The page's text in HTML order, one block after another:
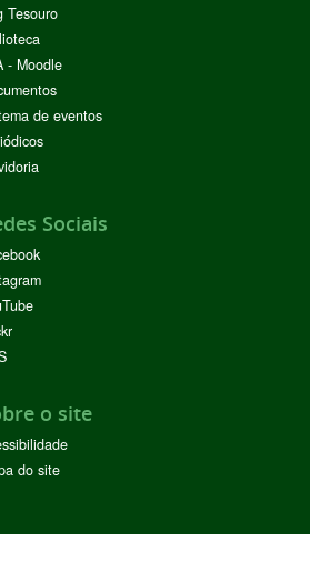
Tesouro
- Moodle
de eventos
Sociais
o site
do site